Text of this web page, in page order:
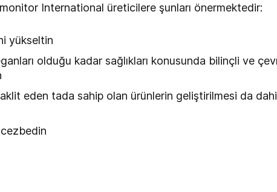
International üreticilere şunları önermektedir:
yükseltin
olduğu kadar sağlıkları konusunda bilinçli ve
eden tada sahip olan ürünlerin geliştirilmesi da